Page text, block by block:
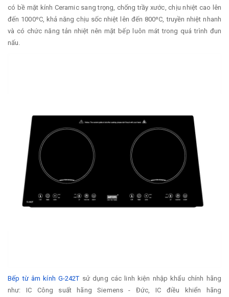
có bề mặt kính Ceramic sang trọng, chống trầy xước, chịu nhiệt cao lên
đến 1000ºC, khả năng chịu sốc nhiệt lên đến 800ºC, truyền nhiệt nhanh
và có chức năng tản nhiệt nên mặt bếp luôn mát trong quá trình đun
nấu.
Bếp từ âm kính G-242T sử dụng các linh kiện nhập khẩu chính hãng
như: IC Công suất hãng Siemens - Đức, IC điều khiển hãng